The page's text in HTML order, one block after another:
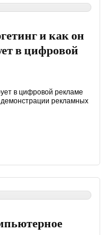
и как он
в цифровой
в цифровой рекламе
демонстрации рекламных